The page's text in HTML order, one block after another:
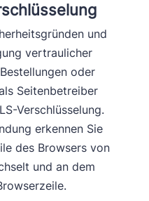
und
vertraulicher
oder
Seitenbetreiber
Verschlüsselung.
erkennen Sie
des Browsers von
und an dem